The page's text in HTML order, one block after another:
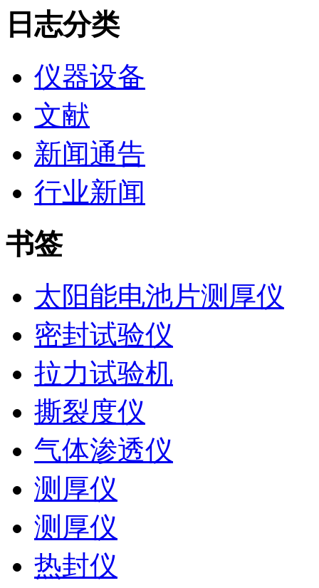
日志分类
仪器设备
文献
新闻通告
行业新闻
书签
太阳能电池片测厚仪
密封试验仪
拉力试验机
撕裂度仪
气体渗透仪
测厚仪
测厚仪
热封仪